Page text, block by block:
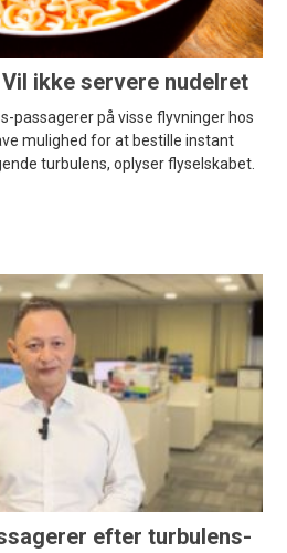
ikke servere nudelret
passagerer på visse flyvninger hos
mulighed for at bestille instant
turbulens, oplyser flyselskabet.
efter turbulens-